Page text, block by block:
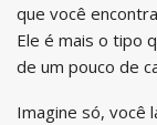
que você
Ele é mais o tipo
de um pouco de
Imagine só, você